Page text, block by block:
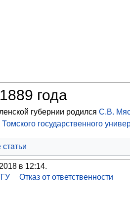
года
губернии родился С.В.
Томского государственного
статьи
в 12:14.
Отказ от ответственности